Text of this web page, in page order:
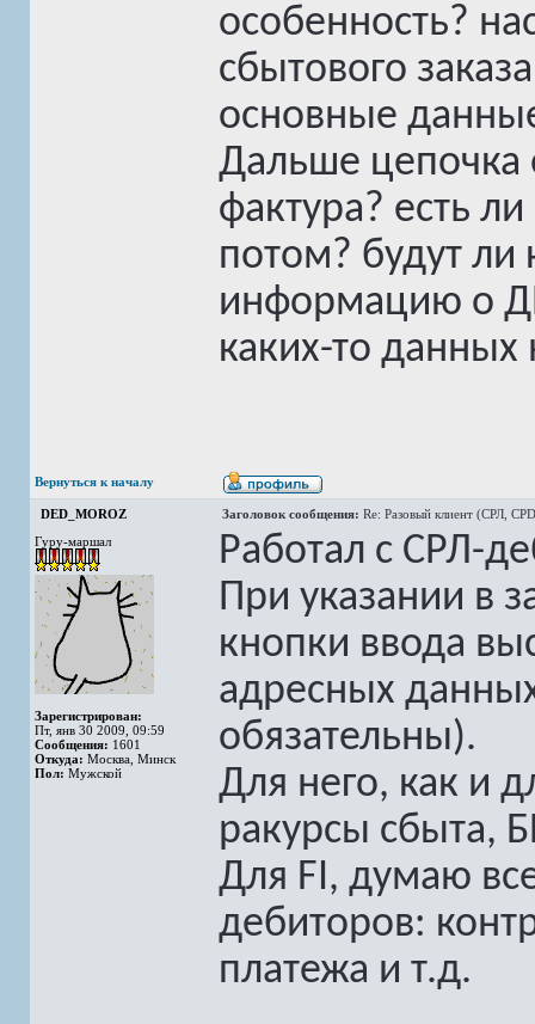
особенность?
сбытового
основные
Дальше цепочка
фактура? есть
потом? будут ли
информацию о
каких-то данных
Вернуться к началу
DED_MOROZ Заголовок сообщения: Re: Разовый клиент (СРЛ,
Гуру-маршал
Зарегистрирован:
Пт, янв 30 2009, 09:59
Сообщения: 1601
Откуда: Москва, Минск
Пол: Мужской
Работал с CРЛ-
При указании в
кнопки ввода
адресных
обязательны).
Для него, как и
ракурсы сбыта,
Для FI, думаю
дебиторов:
платежа и т.д.